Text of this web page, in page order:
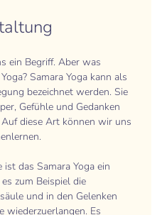
ein Begriff. Aber was
Samara Yoga kann als
bezeichnet werden. Sie
Gefühle und Gedanken
diese Art können wir uns
das Samara Yoga ein
zum Beispiel die
und in den Gelenken
wiederzuerlangen. Es